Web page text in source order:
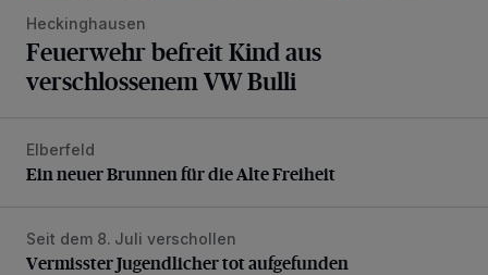
Heckinghausen
Feuerwehr befreit Kind aus
verschlossenem VW Bulli
Ein neuer Brunnen für die Alte Freiheit
Elberfeld
Ein neuer Brunnen für die Alte Freiheit
Vermisster Jugendlicher tot aufgefunden
Seit dem 8. Juli verschollen
Vermisster Jugendlicher tot aufgefunden